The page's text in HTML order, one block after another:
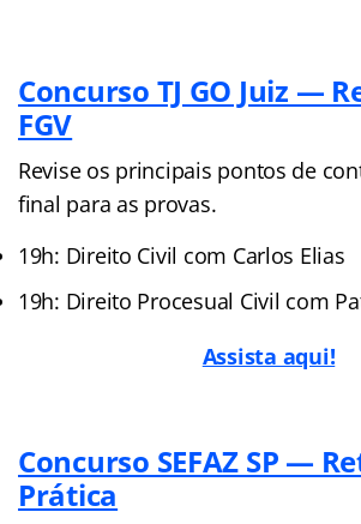
Concurso TJ GO Juiz —
FGV
Revise os principais pontos de
final para as provas.
19h: Direito Civil com Carlos Elias
19h: Direito Procesual Civil com
Assista aqui!
Concurso SEFAZ SP —
Prática